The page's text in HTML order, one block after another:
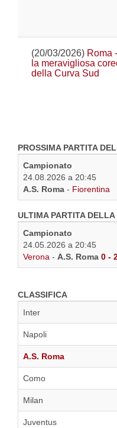
(20/03/2026) Roma
la meravigliosa
della Curva Sud
PROSSIMA PARTITA
Campionato
24.08.2026 a 20:45
A.S. Roma - Fiorentina
ULTIMA PARTITA DELLA
Campionato
24.05.2026 a 20:45
Verona - A.S. Roma 0 -
CLASSIFICA
Inter
Napoli
A.S. Roma
Como
Milan
Juventus